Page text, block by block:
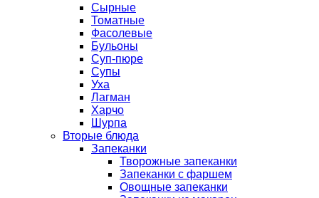
Сырные
Томатные
Фасолевые
Бульоны
Суп-пюре
Супы
Уха
Лагман
Харчо
Шурпа
Вторые блюда
Запеканки
Творожные запеканки
Запеканки с фаршем
Овощные запеканки